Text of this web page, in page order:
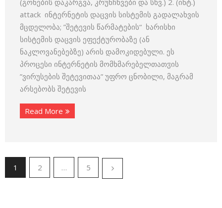
(გონების დაკარგვა, კრუნჩხვები და სხვ.) 2. (ინტ.)
attack ინტერნეტის დაცვის სისტემის გადალახვის
მცდელობა; ”შეტევის წარმატების“ ხარისხი
სისტემის დაცვის ეფექტურობაზე (ან
ნაკლოვანებებზე) არის დამოკიდებული. ეს
პროცესი ინტერნეტის მომხმარებელთათჳის
”ვირუსების შეტევითაა” უფრო ცნობილი, მაგრამ
არსებობს შეტევის
Read More
1 2 … 5